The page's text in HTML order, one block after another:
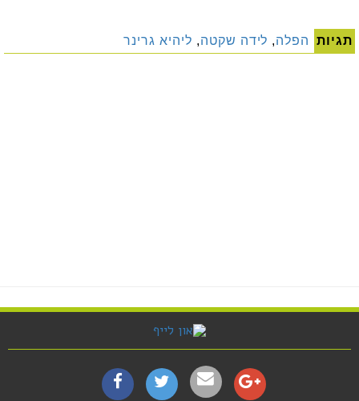
תגיות הפלה, לידה שקטה, ליהיא גרינר